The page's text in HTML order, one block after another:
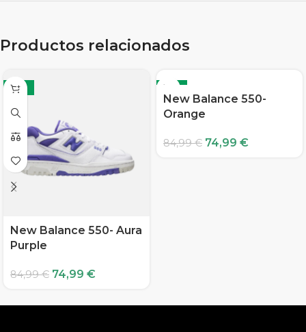
Productos relacionados
-12%
New Balance 550- Aura
Purple
84,99€ 74,99 €
-12%
New Balance 550-
Orange
84,99€ 74,99 €